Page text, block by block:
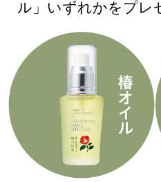
ル」いずれかをプレ